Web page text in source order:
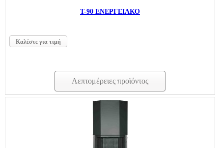
T-90 ΕΝΕΡΓΕΙΑΚΟ
Καλέστε για τιμή
Λεπτομέρειες προϊόντος